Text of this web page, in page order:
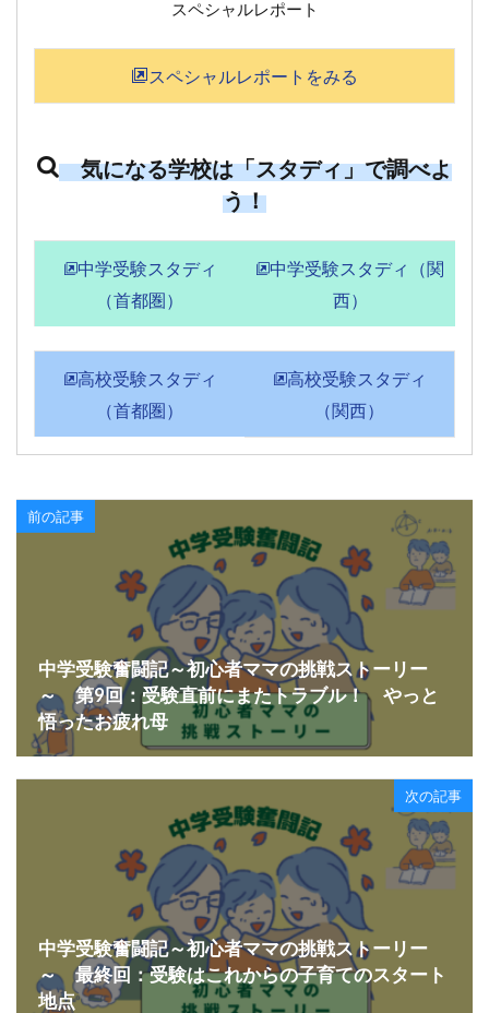
スペシャルレポート
スペシャルレポートをみる
気になる学校は「スタディ」で調べよ
う！
中学受験スタディ
（首都圏）
中学受験スタディ（関
西）
高校受験スタディ
（首都圏）
高校受験スタディ
（関西）
前の記事
中学受験奮闘記～初心者ママの挑戦ストーリー
～ 第9回：受験直前にまたトラブル！ やっと
悟ったお疲れ母
次の記事
中学受験奮闘記～初心者ママの挑戦ストーリー
～ 最終回：受験はこれからの子育てのスタート
地点